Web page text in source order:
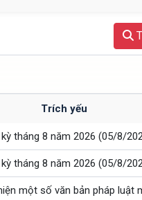
Trích yếu
tháng 8 năm 2026 (05/8/
tháng 8 năm 2026 (05/8/
một số văn bản pháp luật